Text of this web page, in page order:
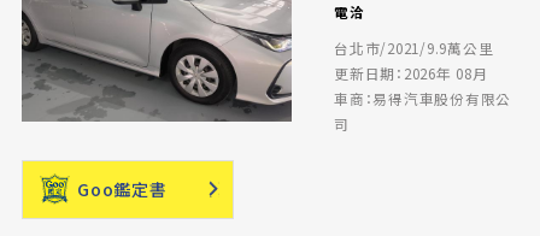
電洽
台北市/2021/9.9萬公里
更新日期：2026年 08月
車商：易得汽車股份有限公
司
Goo鑑定書